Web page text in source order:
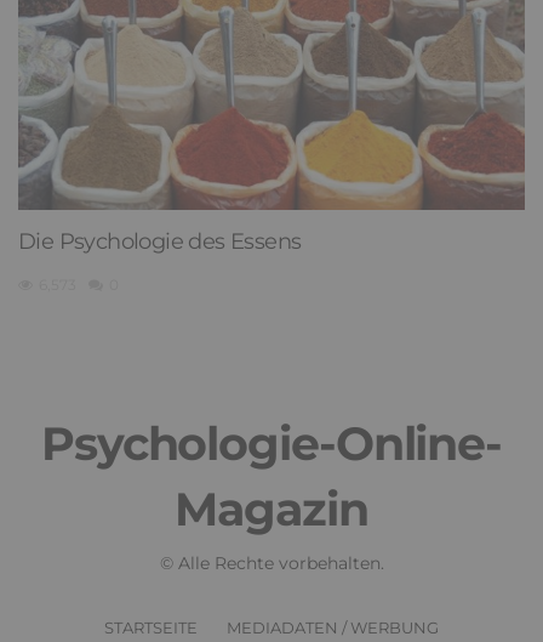
Die Psychologie des Essens
Psychologie-Online-
Magazin
© Alle Rechte vorbehalten.
STARTSEITE MEDIADATEN / WERBUNG